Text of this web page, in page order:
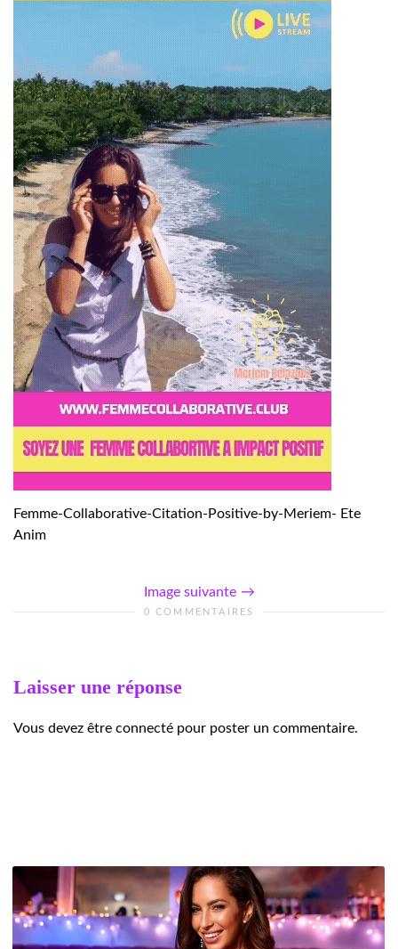
Femme-Collaborative-Citation-Positive-by-Meriem- Ete
Anim
Image suivante
0 COMMENTAIRES
Laisser une réponse
Vous devez être connecté pour poster un commentaire.